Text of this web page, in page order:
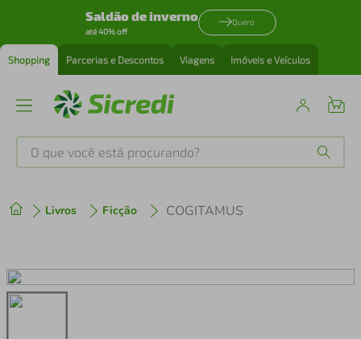
Saldão de inverno
até 40% off
Quero
Shopping Parcerias e Descontos Viagens Imóveis e Veículos
O que você está procurando?
Livros Ficção COGITAMUS
2º cafeteira